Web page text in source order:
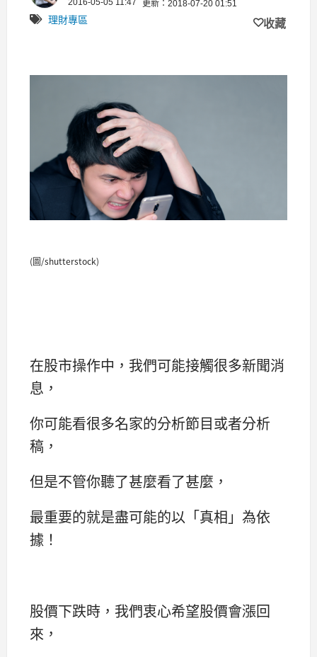
2016-05-05 11:47 更新：2018-07-20 01:51
理財專區 收藏
(圖/shutterstock)
在股市操作中，我們可能接觸很多新聞消
息，
你可能看很多名家的分析節目或者分析
稿，
但是不管你聽了甚麼看了甚麼，
最重要的就是盡可能的以「真相」為依
據！
股價下跌時，我們衷心希望股價會漲回
來，